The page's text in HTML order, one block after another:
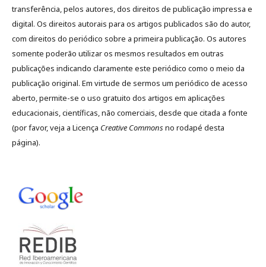
transferência, pelos autores, dos direitos de publicação impressa e
digital. Os direitos autorais para os artigos publicados são do autor,
com direitos do periódico sobre a primeira publicação. Os autores
somente poderão utilizar os mesmos resultados em outras
publicações indicando claramente este periódico como o meio da
publicação original. Em virtude de sermos um periódico de acesso
aberto, permite-se o uso gratuito dos artigos em aplicações
educacionais, científicas, não comerciais, desde que citada a fonte
(por favor, veja a Licença Creative Commonsno rodapé desta
página).